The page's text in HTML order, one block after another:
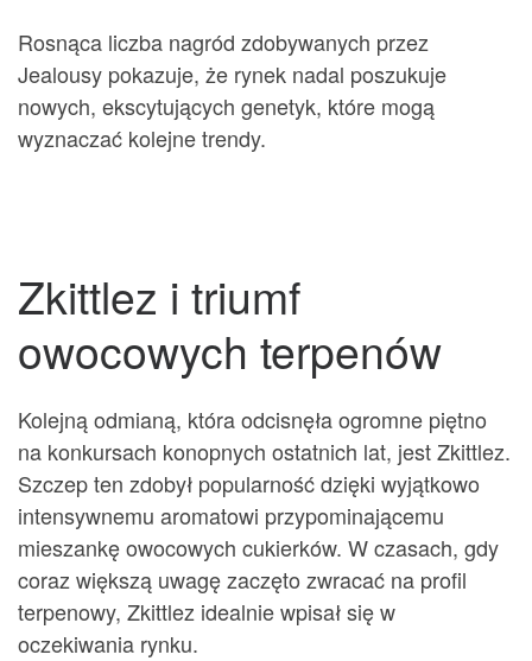
Rosnąca liczba nagród zdobywanych przez
Jealousy pokazuje, że rynek nadal poszukuje
nowych, ekscytujących genetyk, które mogą
wyznaczać kolejne trendy.
Zkittlez i triumf
owocowych terpenów
Kolejną odmianą, która odcisnęła ogromne piętno
na konkursach konopnych ostatnich lat, jest Zkittlez.
Szczep ten zdobył popularność dzięki wyjątkowo
intensywnemu aromatowi przypominającemu
mieszankę owocowych cukierków. W czasach, gdy
coraz większą uwagę zaczęto zwracać na profil
terpenowy, Zkittlez idealnie wpisał się w
oczekiwania rynku.